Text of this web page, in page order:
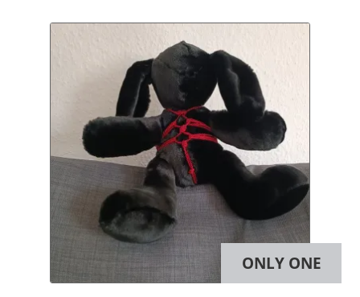
können
auf
der
Produktseite
gewählt
werden
ONLY ONE